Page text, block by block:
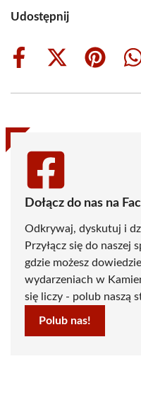
Udostępnij
Share
Share
(Twitter)
Share
Dołącz do nas na
Odkrywaj, dyskutuj i
Przyłącz się do naszej
gdzie możesz
wydarzeniach w
się liczy - polub naszą
Polub nas!